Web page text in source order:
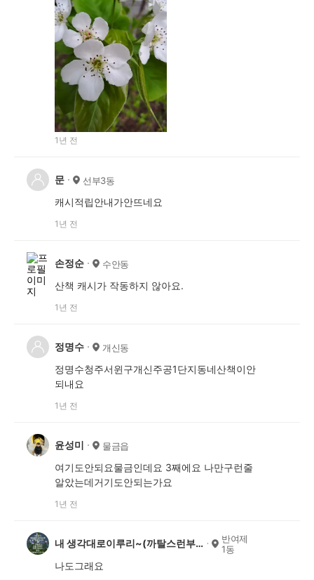
1년 전
문 선부3동
캐시적립안내가안뜨네요
1년 전
손정순 수안동
산책 캐시가 작동하지 않아요.
1년 전
정명수 개신동
정명수청주서윈구개신주공1단지동네산책이안
되내요
1년 전
윤성미 물금읍
여기도안되요물금인데요 3째에요 나만구런줄
알았는데거기도안되는가요
1년 전
내 생각대로이루리~(까탈스런부처)
반여제
1동
나도그래요